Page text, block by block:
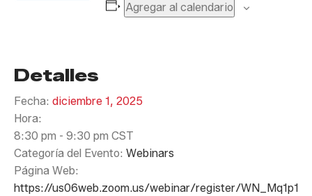
Agregar al calendario
Detalles
Fecha: diciembre 1, 2025
Hora:
8:30 pm - 9:30 pm CST
Categoría del Evento: Webinars
Página Web:
https://us06web.zoom.us/webinar/register/